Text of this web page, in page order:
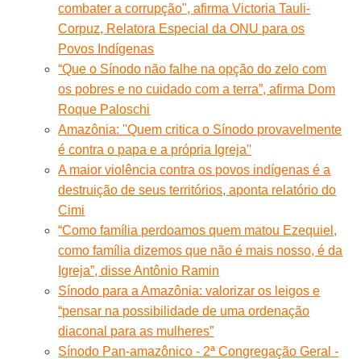
combater a corrupção", afirma Victoria Tauli-
Corpuz, Relatora Especial da ONU para os
Povos Indígenas
“Que o Sínodo não falhe na opção do zelo com
os pobres e no cuidado com a terra”, afirma Dom
Roque Paloschi
Amazônia: ''Quem critica o Sínodo provavelmente
é contra o papa e a própria Igreja''
A maior violência contra os povos indígenas é a
destruição de seus territórios, aponta relatório do
Cimi
“Como família perdoamos quem matou Ezequiel,
como família dizemos que não é mais nosso, é da
Igreja”, disse Antônio Ramin
Sínodo para a Amazônia: valorizar os leigos e
“pensar na possibilidade de uma ordenação
diaconal para as mulheres”
Sínodo Pan-amazônico - 2ª Congregação Geral -